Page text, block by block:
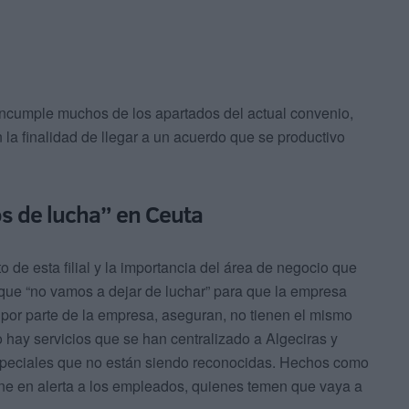
muchos de los apartados del actual convenio,
finalidad de llegar a un acuerdo que se productivo
de lucha” en Ceuta
de esta filial y la importancia del área de negocio que
“no vamos a dejar de luchar” para que la empresa
parte de la empresa, aseguran, no tienen el mismo
servicios que se han centralizado a Algeciras y
que no están siendo reconocidas. Hechos como
en alerta a los empleados, quienes temen que vaya a